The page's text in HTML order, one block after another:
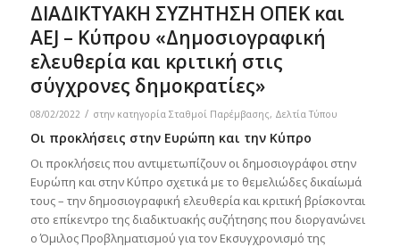
ΔΙΑΔΙΚΤΥΑΚΗ ΣΥΖΗΤΗΣΗ OΠEK και
AEJ – Κύπρου «Δημοσιογραφική
ελευθερία και κριτική στις
σύγχρονες δημοκρατίες»
08/02/2022 / στην κατηγορία Σταθμοί Παρέμβασης, Δελτία Τύπου
Οι προκλήσεις στην Ευρώπη και την Κύπρο
Οι προκλήσεις που αντιμετωπίζουν οι δημοσιογράφοι στην
Ευρώπη και στην Κύπρο σχετικά με το θεμελιώδες δικαίωμά
τους – την δημοσιογραφική ελευθερία και κριτική βρίσκονται
στο επίκεντρο της διαδικτυακής συζήτησης που διοργανώνει
ο Όμιλος Προβληματισμού για τον Εκσυγχρονισμό της